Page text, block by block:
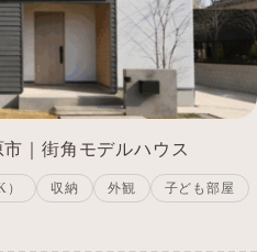
｜街角モデルハウス
収納 外観
子ども部屋